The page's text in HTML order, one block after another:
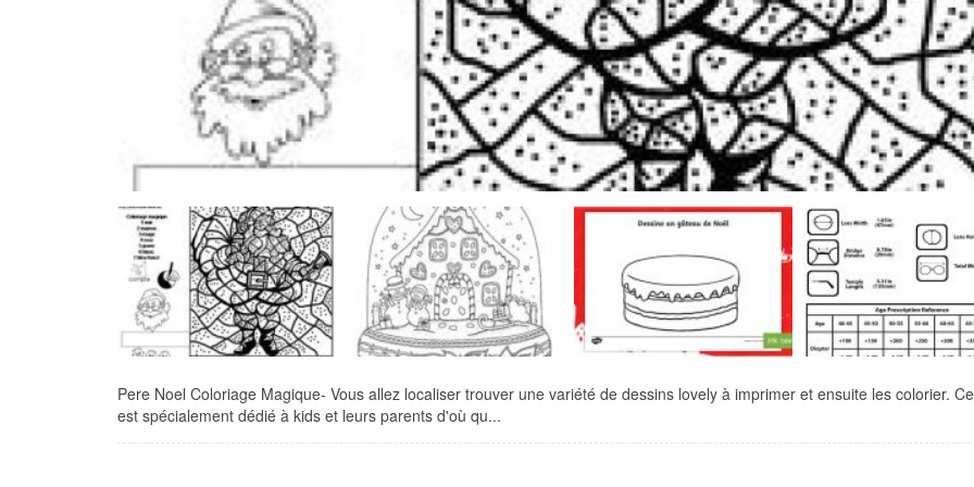
Pere Noel Coloriage Magique- Vous allez localiser trouver une variété de dessins lovely à imprimer et ensuite les colorier.
est spécialement dédié à kids et leurs parents d'où qu...